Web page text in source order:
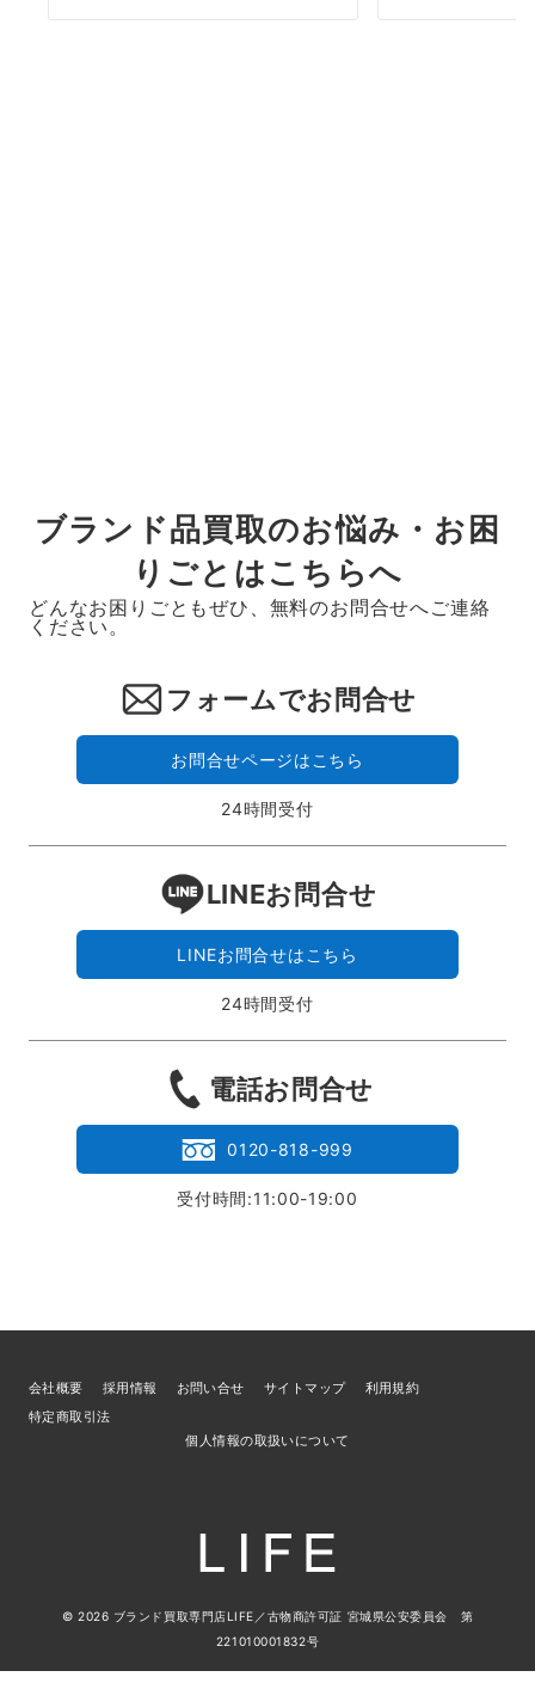
ブランド品買取のお悩み・お困
りごとはこちらへ
どんなお困りごともぜひ、無料のお問合せへご連絡
ください。
フォームでお問合せ
お問合せページはこちら
24時間受付
LINEお問合せ
LINEお問合せはこちら
24時間受付
電話お問合せ
0120-818-999
受付時間:11:00-19:00
会社概要 採用情報 お問い合せ サイトマップ
利用規約
特定商取引法
個人情報の取扱いについて
© 2026 ブランド買取専門店LIFE ／古物商許可証 宮城県公安委員会 第
221010001832号